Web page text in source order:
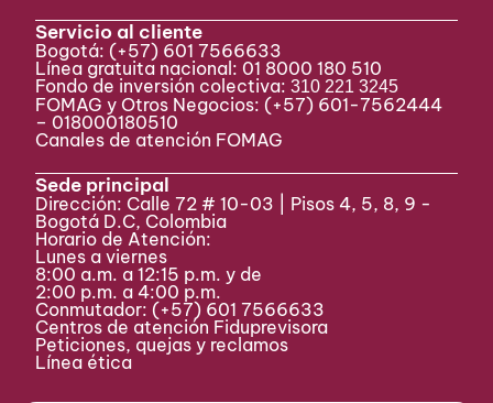
Servicio al cliente
Bogotá: (+57) 601 7566633
Línea gratuita nacional: 01 8000 180 510
Fondo de inversión colectiva:310 221 3245
FOMAG y Otros Negocios: (+57) 601-7562444
– 018000180510
Canales de atención FOMAG
Sede principal
Dirección: Calle 72 # 10-03 | Pisos 4, 5, 8, 9 -
Bogotá D.C, Colombia
Horario de Atención:
Lunes a viernes
8:00 a.m. a 12:15 p.m. y de
2:00 p.m. a 4:00 p.m.
Conmutador: (+57) 601 7566633
Centros de atención Fiduprevisora
Peticiones, quejas y reclamos
Línea ética